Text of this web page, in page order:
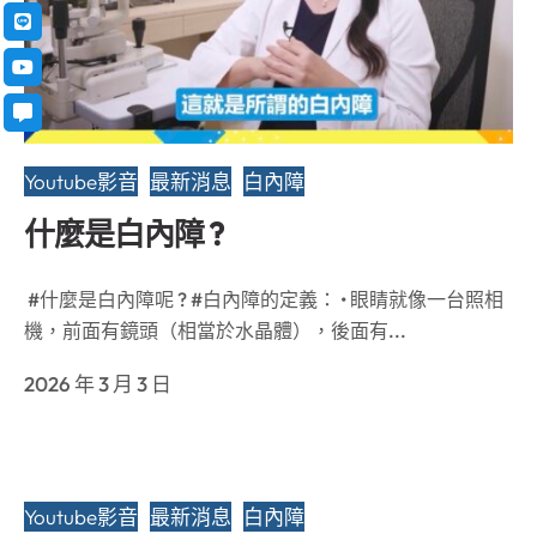
Youtube影音 最新消息 白內障
什麼是白內障 ?
#什麼是白內障呢 ? #白內障的定義： • 眼睛就像一台照相
機，前面有鏡頭（相當於水晶體），後面有...
2026 年 3 月 3 日
Youtube影音 最新消息 白內障